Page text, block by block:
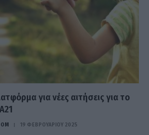
για νέες αιτήσεις για το
19 ΦΕΒΡΟΥΑΡΊΟΥ 2025